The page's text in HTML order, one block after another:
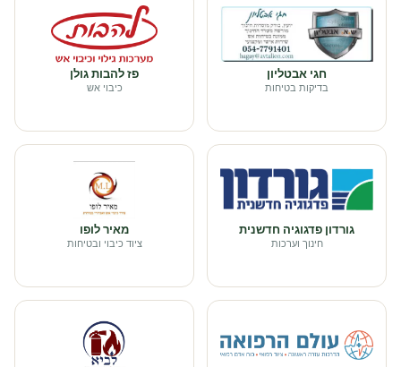
חגי אבטליון
בדיקות בטיחות
פז להבות גולן
כיבוי אש
גורדון פדגוגיה חדשנית
חינוך וערכות
מאיר לופו
ציוד כיבוי ובטיחות